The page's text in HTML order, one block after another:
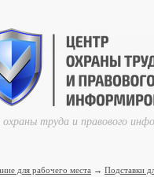
труда и правового
для рабочего места → Подставки